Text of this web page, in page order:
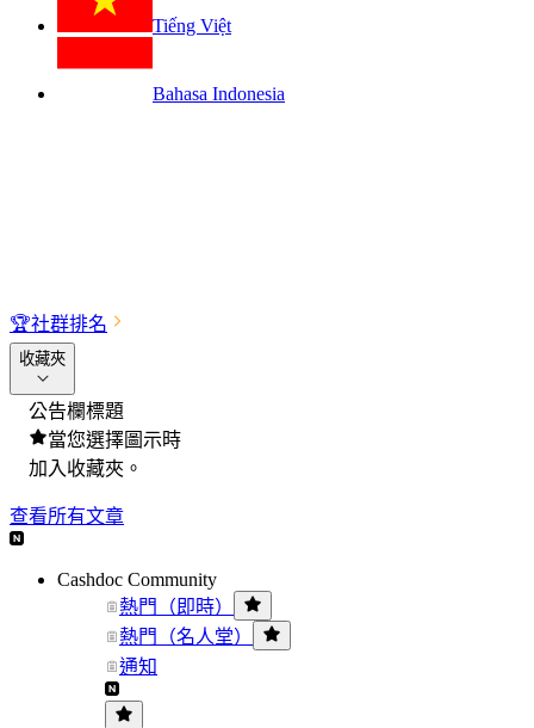
Tiếng Việt
Bahasa Indonesia
🏆社群排名
收藏夾
公告欄標題
當您選擇圖示時
加入收藏夾。
查看所有文章
Cashdoc Community
熱門（即時）
熱門（名人堂）
通知